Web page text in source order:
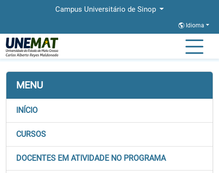
Campus Universitário de Sinop
Idioma
Página Inicial PROFLETRAS
MENU
INÍCIO
CURSOS
DOCENTES EM ATIVIDADE NO PROGRAMA